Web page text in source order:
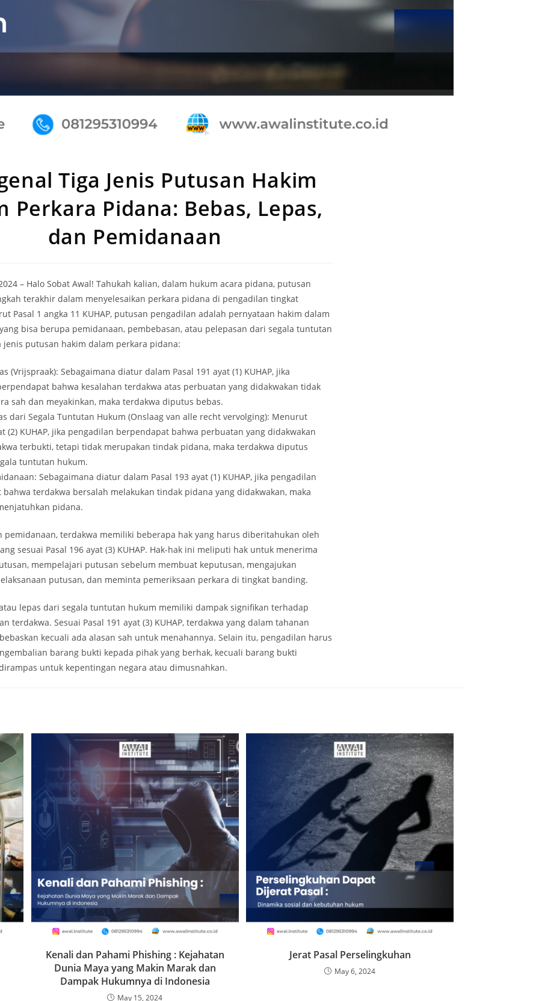
Tiga Jenis Putusan Hakim
Perkara Pidana: Bebas, Lepas,
dan Pemidanaan
– Halo Sobat Awal! Tahukah kalian, dalam hukum acara pidana, putusan
terakhir dalam menyelesaikan perkara pidana di pengadilan tingkat
Pasal 1 angka 11 KUHAP, putusan pengadilan adalah pernyataan hakim dalam
bisa berupa pemidanaan, pembebasan, atau pelepasan dari segala tuntutan
jenis putusan hakim dalam perkara pidana:
(Vrijspraak): Sebagaimana diatur dalam Pasal 191 ayat (1) KUHAP, jika
bahwa kesalahan terdakwa atas perbuatan yang didakwakan tidak
sah dan meyakinkan, maka terdakwa diputus bebas.
dari Segala Tuntutan Hukum (Onslaag van alle recht vervolging): Menurut
(2) KUHAP, jika pengadilan berpendapat bahwa perbuatan yang didakwakan
terbukti, tetapi tidak merupakan tindak pidana, maka terdakwa diputus
tuntutan hukum.
Sebagaimana diatur dalam Pasal 193 ayat (1) KUHAP, jika pengadilan
terdakwa bersalah melakukan tindak pidana yang didakwakan, maka
pidana.
pemidanaan, terdakwa memiliki beberapa hak yang harus diberitahukan oleh
sesuai Pasal 196 ayat (3) KUHAP. Hak-hak ini meliputi hak untuk menerima
mempelajari putusan sebelum membuat keputusan, mengajukan
putusan, dan meminta pemeriksaan perkara di tingkat banding.
lepas dari segala tuntutan hukum memiliki dampak signifikan terhadap
terdakwa. Sesuai Pasal 191 ayat (3) KUHAP, terdakwa yang dalam tahanan
kecuali ada alasan sah untuk menahannya. Selain itu, pengadilan harus
barang bukti kepada pihak yang berhak, kecuali barang bukti
untuk kepentingan negara atau dimusnahkan.
Kenali dan Pahami Phishing : Kejahatan
Dunia Maya yang Makin Marak dan
Dampak Hukumnya di Indonesia
May 15, 2024
Jerat Pasal Perselingkuhan
May 6, 2024